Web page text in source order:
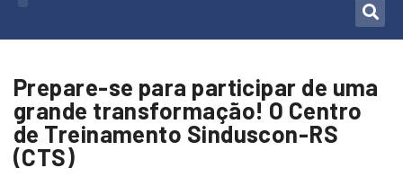
Prepare-se para participar de uma
grande transformação! O Centro
de Treinamento Sinduscon-RS
(CTS)